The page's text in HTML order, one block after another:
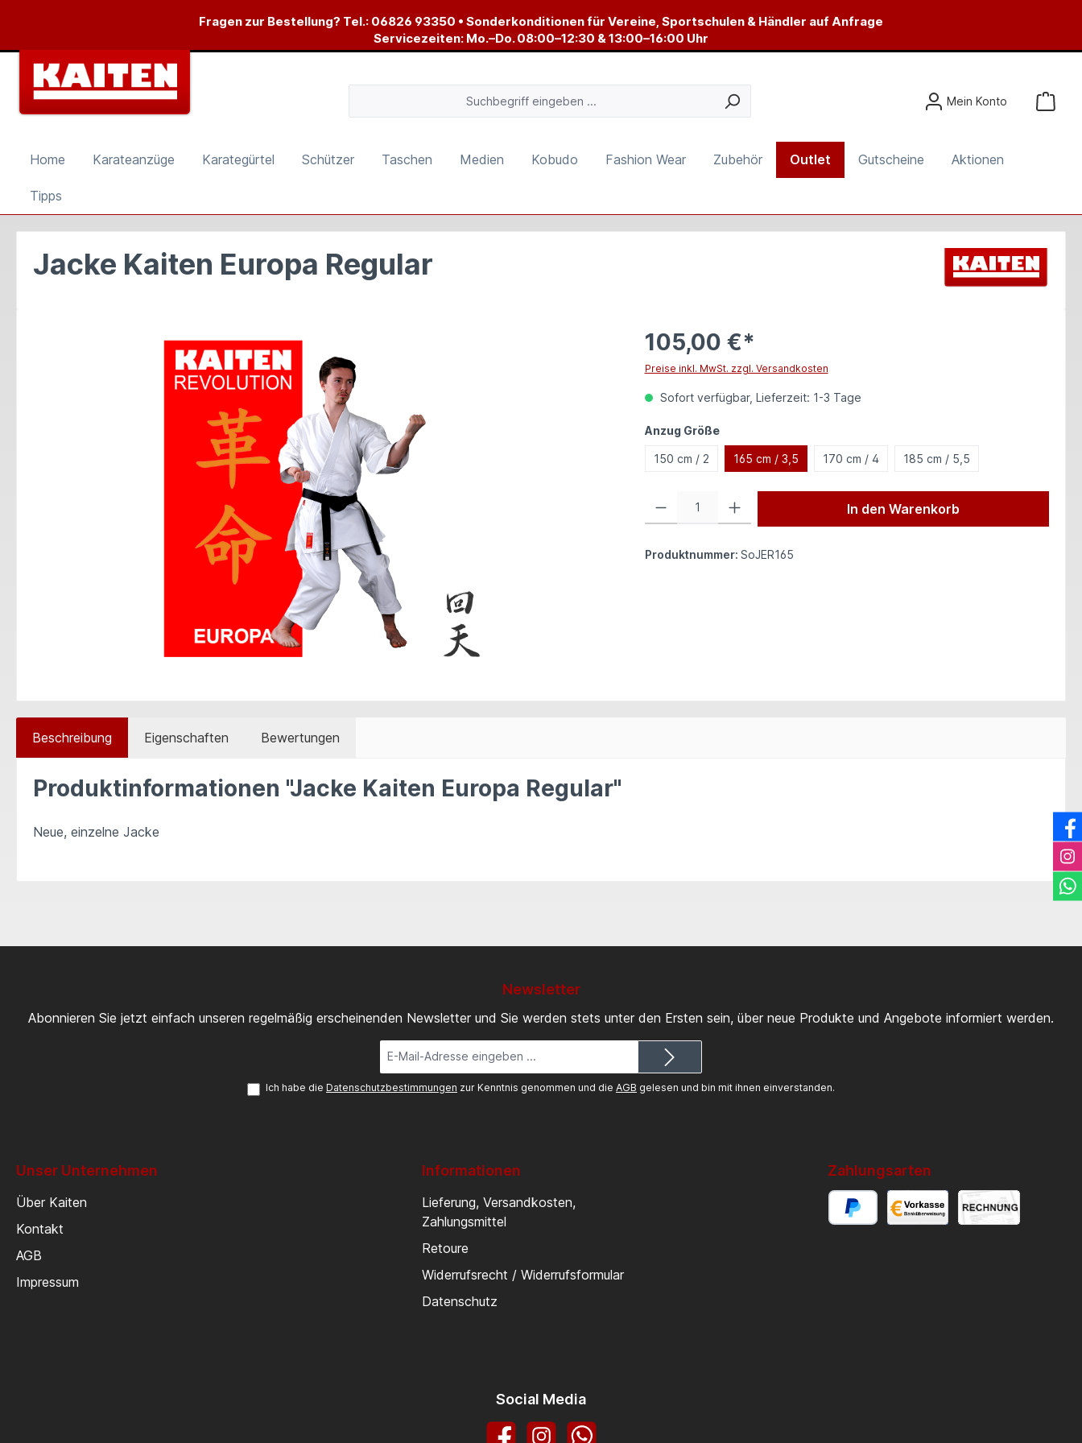
Zur Hauptnavigation springenFragen zur Bestellung? Tel.: 06826 93350 • Sonderkonditionen für Vereine, Sportschulen & Händler auf Anfrage
Servicezeiten: Mo.–Do. 08:00–12:30 & 13:00–16:00 Uhr
Mein Konto
Home Karateanzüge Karategürtel Schützer Taschen Medien Kobudo Fashion Wear Zubehör Outlet Gutscheine Aktionen
Tipps
Jacke Kaiten Europa Regular
105,00 €*
Preise inkl. MwSt. zzgl. Versandkosten
Sofort verfügbar, Lieferzeit: 1-3 Tage
Anzug Größeauswählen
150 cm / 2 165 cm / 3,5 170 cm / 4 185 cm / 5,5
In den Warenkorb
Produktnummer: SoJER165
Beschreibung Eigenschaften Bewertungen
Produktinformationen "Jacke Kaiten Europa Regular"
Neue, einzelne Jacke
Newsletter
Abonnieren Sie jetzt einfach unseren regelmäßig erscheinenden Newsletter und Sie werden stets unter den Ersten sein, über neue Produkte und Angebote informiert werden.
Mail-
Adresse*
Ich habe die Datenschutzbestimmungen zur Kenntnis genommen und die AGB gelesen und bin mit ihnen einverstanden.
Unser Unternehmen
Über Kaiten
Kontakt
AGB
Impressum
Informationen
Lieferung, Versandkosten,
Zahlungsmittel
Retoure
Widerrufsrecht / Widerrufsformular
Datenschutz
Zahlungsarten
Social Media